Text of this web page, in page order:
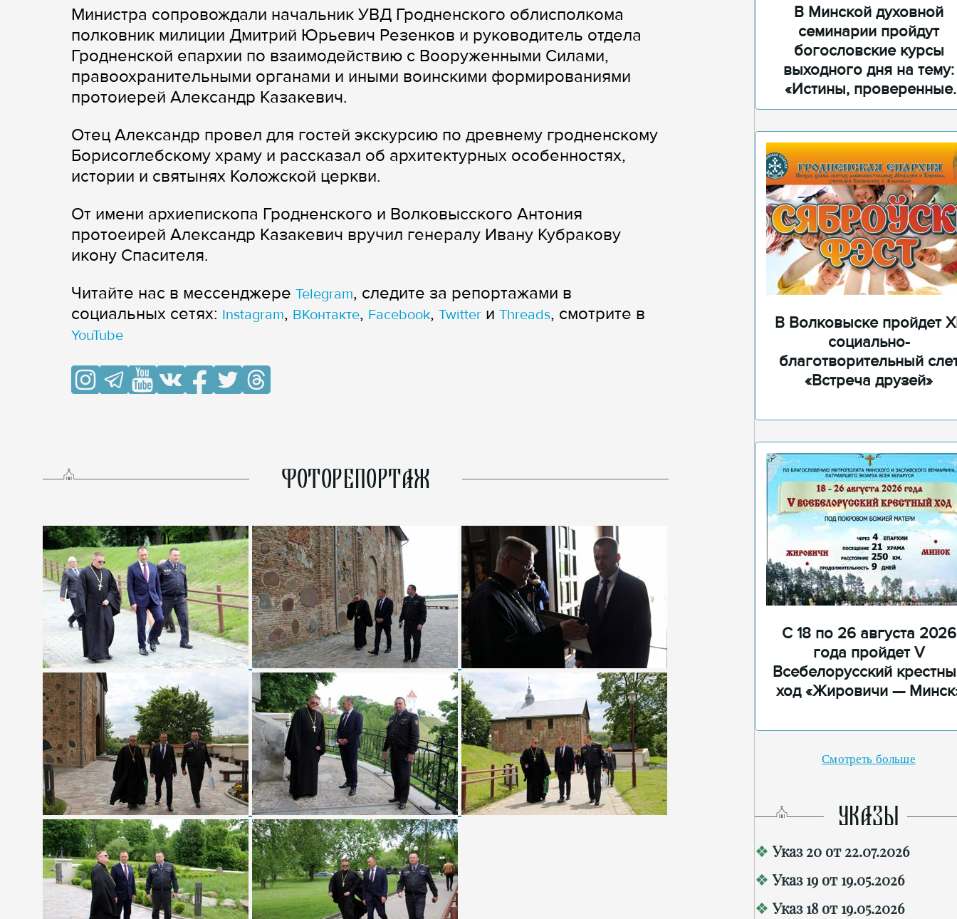
Министра сопровождали начальник УВД Гродненского облисполкома
полковник милиции Дмитрий Юрьевич Резенков и руководитель отдела
Гродненской епархии по взаимодействию с Вооруженными Силами,
правоохранительными органами и иными воинскими формированиями
протоиерей Александр Казакевич.
Отец Александр провел для гостей экскурсию по древнему гродненскому
Борисоглебскому храму и рассказал об архитектурных особенностях,
истории и святынях Коложской церкви.
От имени архиепископа Гродненского и Волковысского Антония
протоеирей Александр Казакевич вручил генералу Ивану Кубракову
икону Спасителя.
Читайте нас в мессенджере Telegram, следите за репортажами в
cоциальных сетях: Instagram, ВКонтакте, Facebook, Twitter и Threads, смотрите в
YouTube
ФОТОРЕПОРТАЖ
В Минской духовной
семинарии пройдут
богословские курсы
выходного дня на тему:
«Истины, проверенные
временем»
В Волковыске пройдет
социально-
благотворительный
«Встреча друзей»
С 18 по 26 августа 2026
года пройдет V
Всебелорусский
ход «Жировичи —
Смотреть больше
УКАЗЫ
Указ 20 от 22.07.2026
Указ 19 от 19.05.2026
Указ 18 от 19.05.2026